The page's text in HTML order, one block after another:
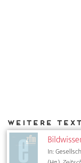
In: